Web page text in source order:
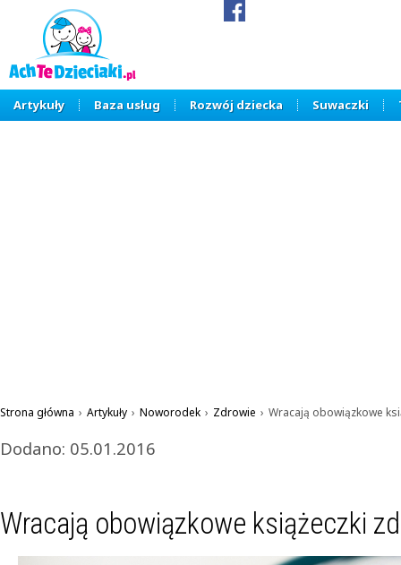
Artykuły Baza usług Rozwój dziecka Suwaczki
Strona główna › Artykuły › Noworodek › Zdrowie › Wracają obowiązkowe
Dodano: 05.01.2016
Wracają obowiązkowe książeczki